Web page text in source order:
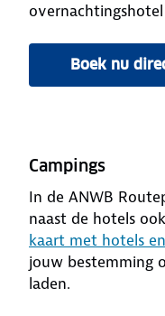
Boek nu
Campings
In de ANWB
naast de hotels
kaart met hotels
jouw bestemming
laden.